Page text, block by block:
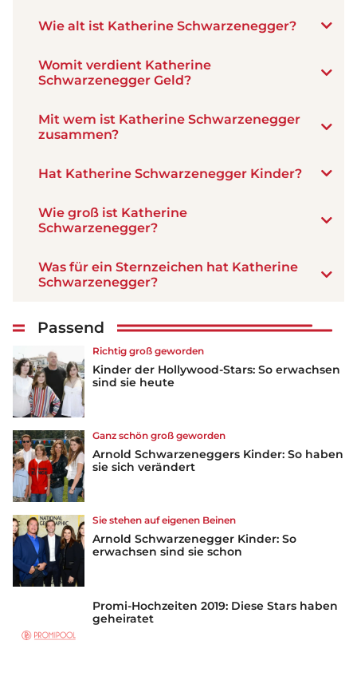
Wie alt ist Katherine Schwarzenegger?
Womit verdient Katherine
Schwarzenegger Geld?
Mit wem ist Katherine Schwarzenegger
zusammen?
Hat Katherine Schwarzenegger Kinder?
Wie groß ist Katherine
Schwarzenegger?
Was für ein Sternzeichen hat Katherine
Schwarzenegger?
Passend
Richtig groß geworden
Kinder der Hollywood-Stars: So erwachsen
sind sie heute
Ganz schön groß geworden
Arnold Schwarzeneggers Kinder: So haben
sie sich verändert
Sie stehen auf eigenen Beinen
Arnold Schwarzenegger Kinder: So
erwachsen sind sie schon
Promi-Hochzeiten 2019: Diese Stars haben
geheiratet